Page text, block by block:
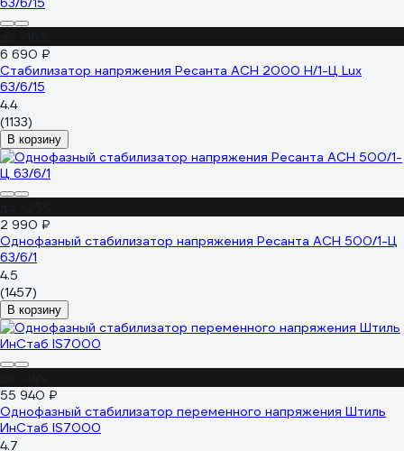
6 690 ₽
Стабилизатор напряжения Ресанта АСН 2000 Н/1-Ц Lux
63/6/15
4.4
(1133)
В корзину
2 990 ₽
Однофазный стабилизатор напряжения Ресанта АСН 500/1-Ц
63/6/1
4.5
(1457)
В корзину
55 940 ₽
Однофазный стабилизатор переменного напряжения Штиль
ИнСтаб IS7000
4.7